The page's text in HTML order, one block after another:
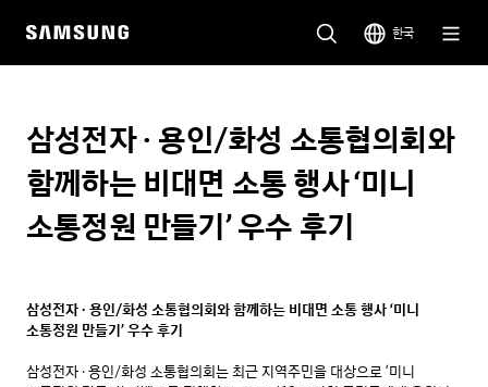
한국
삼성전자 · 용인/화성 소통협의회와
함께하는 비대면 소통 행사 ‘미니
소통정원 만들기’ 우수 후기
삼성전자 · 용인/화성 소통협의회와 함께하는 비대면 소통 행사 ‘미니
소통정원 만들기’ 우수 후기
삼성전자 · 용인/화성 소통협의회는 최근 지역주민을 대상으로 ‘미니